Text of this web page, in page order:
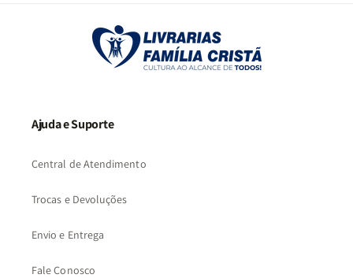
Ajuda e Suporte
Central de Atendimento
Trocas e Devoluções
Envio e Entrega
Fale Conosco